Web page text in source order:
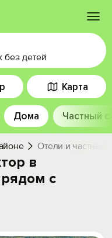
без детей
Карта
Дома Частный
Отели и частный
в
c